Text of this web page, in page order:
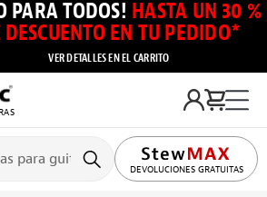
PARA TODOS! HASTA UN 30 %
DESCUENTO EN TU PEDIDO*
VER DETALLES EN EL CARRITO
DEVOLUCIONES GRATUITAS